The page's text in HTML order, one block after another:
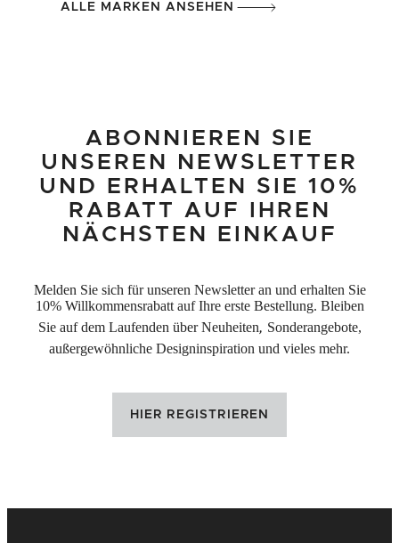
ALLE MARKEN ANSEHEN
ABONNIEREN SIE
UNSEREN NEWSLETTER
UND ERHALTEN SIE 10%
RABATT AUF IHREN
NÄCHSTEN EINKAUF
Melden Sie sich für unseren Newsletter an und erhalten Sie
10% Willkommensrabatt auf Ihre erste Bestellung. Bleiben
Sie auf dem Laufenden über Neuheiten, Sonderangebote,
außergewöhnliche Designinspiration und vieles mehr.
HIER REGISTRIEREN